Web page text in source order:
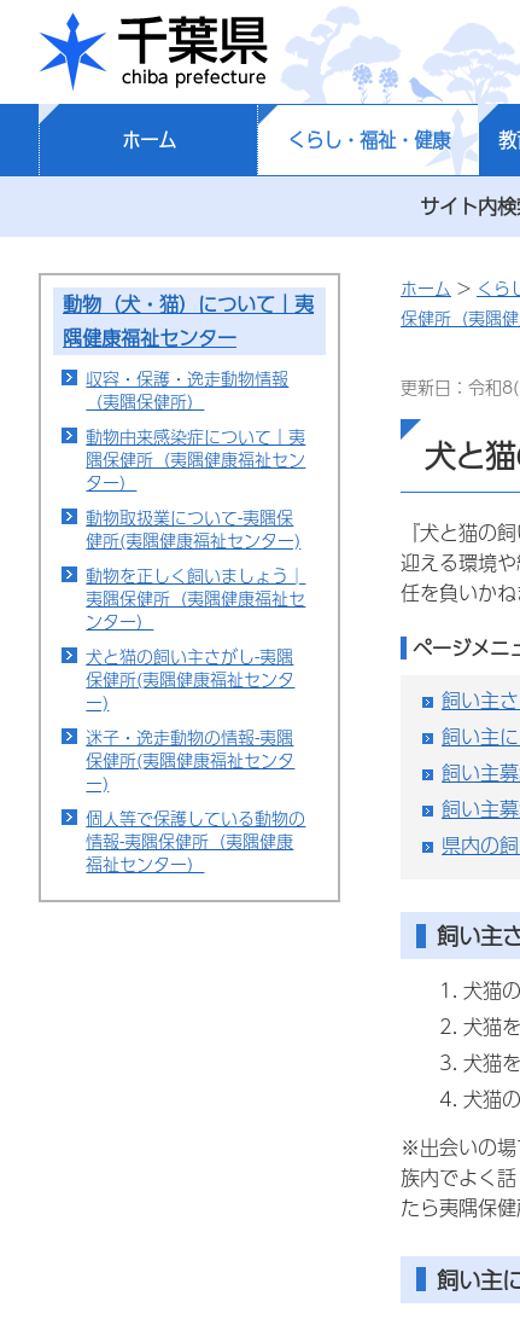
千葉県
ホーム くらし・福祉・健康
サイト内
動物（犬・猫）について｜夷
隅健康福祉センター
収容・保護・逸走動物情報
（夷隅保健所）
動物由来感染症について｜夷
隅保健所（夷隅健康福祉セン
ター）
動物取扱業について-夷隅保
健所(夷隅健康福祉センター)
動物を正しく飼いましょう│
夷隅保健所（夷隅健康福祉セ
ンター）
犬と猫の飼い主さがし-夷隅
保健所(夷隅健康福祉センタ
ー)
迷子・逸走動物の情報-夷隅
保健所(夷隅健康福祉センタ
ー)
個人等で保護している動物の
情報-夷隅保健所（夷隅健康
福祉センター）
ホーム > くら
保健所（夷隅
更新日：令和
犬と
『犬と猫の
迎える環境
任を負いか
ページメニ
飼い主
飼い主
飼い主
飼い主
県内の
飼い主
犬猫
犬猫
犬猫
犬猫
※出会いの場
族内でよく
たら夷隅保
飼い主